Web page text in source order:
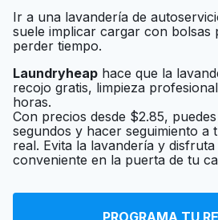
South Park Suds
Baby Diaper Service
A&B Laundromat
Ir a una lavandería de
suele implicar cargar con bolsas
perder tiempo.
Laundryheap hace que la
recojo gratis, limpieza
horas.
Con precios desde $2.85,
segundos y hacer seguimiento a
real. Evita la lavandería y
conveniente en la puerta de tu
PROGRAMA TU